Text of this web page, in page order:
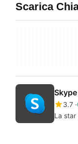
Scarica
3.7
La star